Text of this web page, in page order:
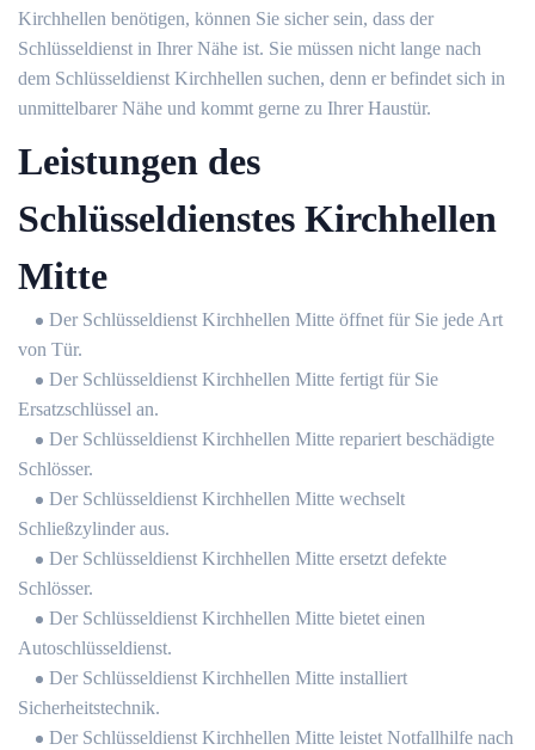
Kirchhellen benötigen, können Sie sicher sein, dass der
Schlüsseldienst in Ihrer Nähe ist. Sie müssen nicht lange nach
dem Schlüsseldienst Kirchhellen suchen, denn er befindet sich in
unmittelbarer Nähe und kommt gerne zu Ihrer Haustür.
Leistungen des
Schlüsseldienstes Kirchhellen
Mitte
Der Schlüsseldienst Kirchhellen Mitte öffnet für Sie jede Art
von Tür.
Der Schlüsseldienst Kirchhellen Mitte fertigt für Sie
Ersatzschlüssel an.
Der Schlüsseldienst Kirchhellen Mitte repariert beschädigte
Schlösser.
Der Schlüsseldienst Kirchhellen Mitte wechselt
Schließzylinder aus.
Der Schlüsseldienst Kirchhellen Mitte ersetzt defekte
Schlösser.
Der Schlüsseldienst Kirchhellen Mitte bietet einen
Autoschlüsseldienst.
Der Schlüsseldienst Kirchhellen Mitte installiert
Sicherheitstechnik.
Der Schlüsseldienst Kirchhellen Mitte leistet Notfallhilfe nach